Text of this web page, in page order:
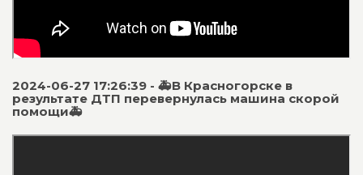
2024-06-27 17:26:39 - 🚑В Красногорске в
результате ДТП перевернулась машина скорой
помощи🚑